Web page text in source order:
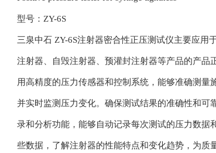
型号：ZY-6S
三泉中石 ZY-6S注射器密合性正压测试仪主要应用
注射器、自毁注射器、预灌封注射器等产品的产品
用高精度的压力传感器和控制系统，能够准确测量
并实时监测压力变化。确保测试结果的准确性和可
录和分析功能，能够自动记录每次测试的压力数据
些数据，了解注射器的性能特点和变化趋势，为质